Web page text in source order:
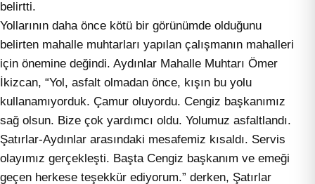
belirtti.
Yollarının daha önce kötü bir görünümde olduğunu
belirten mahalle muhtarları yapılan çalışmanın mahalleri
için önemine değindi. Aydınlar Mahalle Muhtarı Ömer
İkizcan, “Yol, asfalt olmadan önce, kışın bu yolu
kullanamıyorduk. Çamur oluyordu. Cengiz başkanımız
sağ olsun. Bize çok yardımcı oldu. Yolumuz asfaltlandı.
Şatırlar-Aydınlar arasındaki mesafemiz kısaldı. Servis
olayımız gerçekleşti. Başta Cengiz başkanım ve emeği
geçen herkese teşekkür ediyorum.” derken, Şatırlar